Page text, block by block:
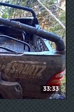
33:33